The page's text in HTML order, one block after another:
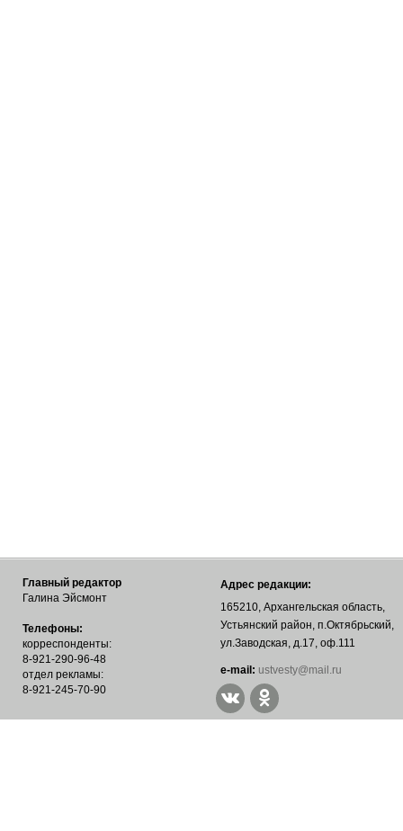
Главный редактор
Галина Эйсмонт
Телефоны:
корреспонденты:
8-921-290-96-48
отдел рекламы:
8-921-245-70-90
Адрес редакции:
165210, Архангельская область,
Устьянский район, п.Октябрьский,
ул.Заводская, д.17, оф.111
е-mail: ustvesty@mail.ru